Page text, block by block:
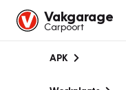
Vakgarage
Carpoort
APK